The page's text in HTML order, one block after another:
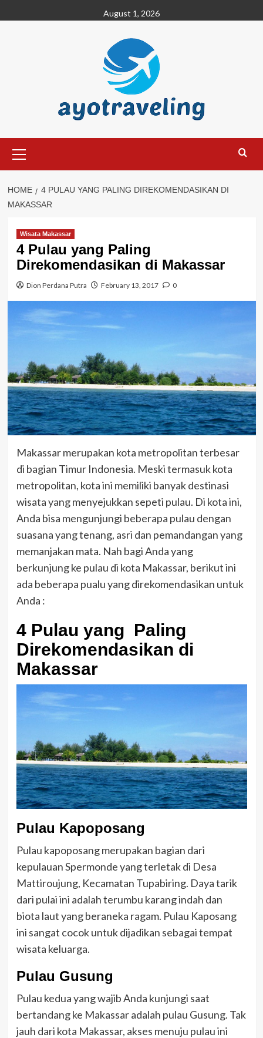
to
August 1, 2026
Menu
HOME
4 PULAU YANG PALING DIREKOMENDASIKAN DI
MAKASSAR
Wisata Makassar
4 Pulau yang Paling
Direkomendasikan di Makassar
Dion Perdana Putra February 13, 2017 0
Makassar merupakan kota metropolitan terbesar
di bagian Timur Indonesia. Meski termasuk kota
metropolitan, kota ini memiliki banyak destinasi
wisata yang menyejukkan sepeti pulau. Di kota ini,
Anda bisa mengunjungi beberapa pulau dengan
suasana yang tenang, asri dan pemandangan yang
memanjakan mata. Nah bagi Anda yang
berkunjung ke pulau di kota Makassar, berikut ini
ada beberapa pualu yang direkomendasikan untuk
Anda :
4 Pulau yang Paling
Direkomendasikan di
Makassar
Pulau Kapoposang
Pulau kapoposang merupakan bagian dari
kepulauan Spermonde yang terletak di Desa
Mattiroujung, Kecamatan Tupabiring. Daya tarik
dari pulai ini adalah terumbu karang indah dan
biota laut yang beraneka ragam. Pulau Kaposang
ini sangat cocok untuk dijadikan sebagai tempat
wisata keluarga.
Pulau Gusung
Pulau kedua yang wajib Anda kunjungi saat
bertandang ke Makassar adalah pulau Gusung. Tak
jauh dari kota Makassar, akses menuju pulau ini